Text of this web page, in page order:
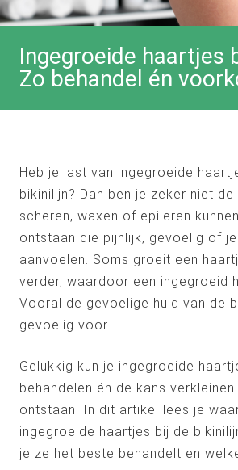
Ingegroeide haartjes
Zo behandel én
Heb je last van ingegroeide
bikinilijn? Dan ben je zeker niet de
scheren, waxen of epileren
ontstaan die pijnlijk, gevoelig of
aanvoelen. Soms groeit een
verder, waardoor een ingegroeid
Vooral de gevoelige huid van de
gevoelig voor.
Gelukkig kun je ingegroeide
behandelen én de kans
ontstaan. In dit artikel lees je
ingegroeide haartjes bij de
je ze het beste behandelt en